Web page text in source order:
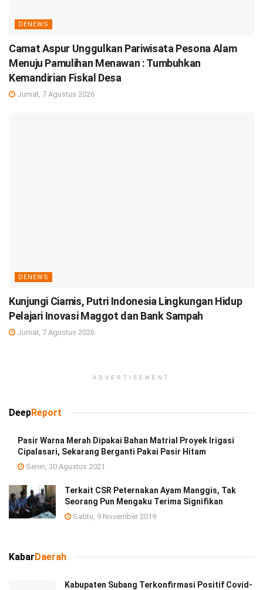
DENEWS
Camat Aspur Unggulkan Pariwisata Pesona Alam
Menuju Pamulihan Menawan : Tumbuhkan
Kemandirian Fiskal Desa
Jumat, 7 Agustus 2026
DENEWS
Kunjungi Ciamis, Putri Indonesia Lingkungan Hidup
Pelajari Inovasi Maggot dan Bank Sampah
Jumat, 7 Agustus 2026
ADVERTISEMENT
DeepReport
Pasir Warna Merah Dipakai Bahan Matrial Proyek Irigasi
Cipalasari, Sekarang Berganti Pakai Pasir Hitam
Senin, 30 Agustus 2021
Terkait CSR Peternakan Ayam Manggis, Tak
Seorang Pun Mengaku Terima Signifikan
Sabtu, 9 November 2019
KabarDaerah
Kabupaten Subang Terkonfirmasi Positif Covid-